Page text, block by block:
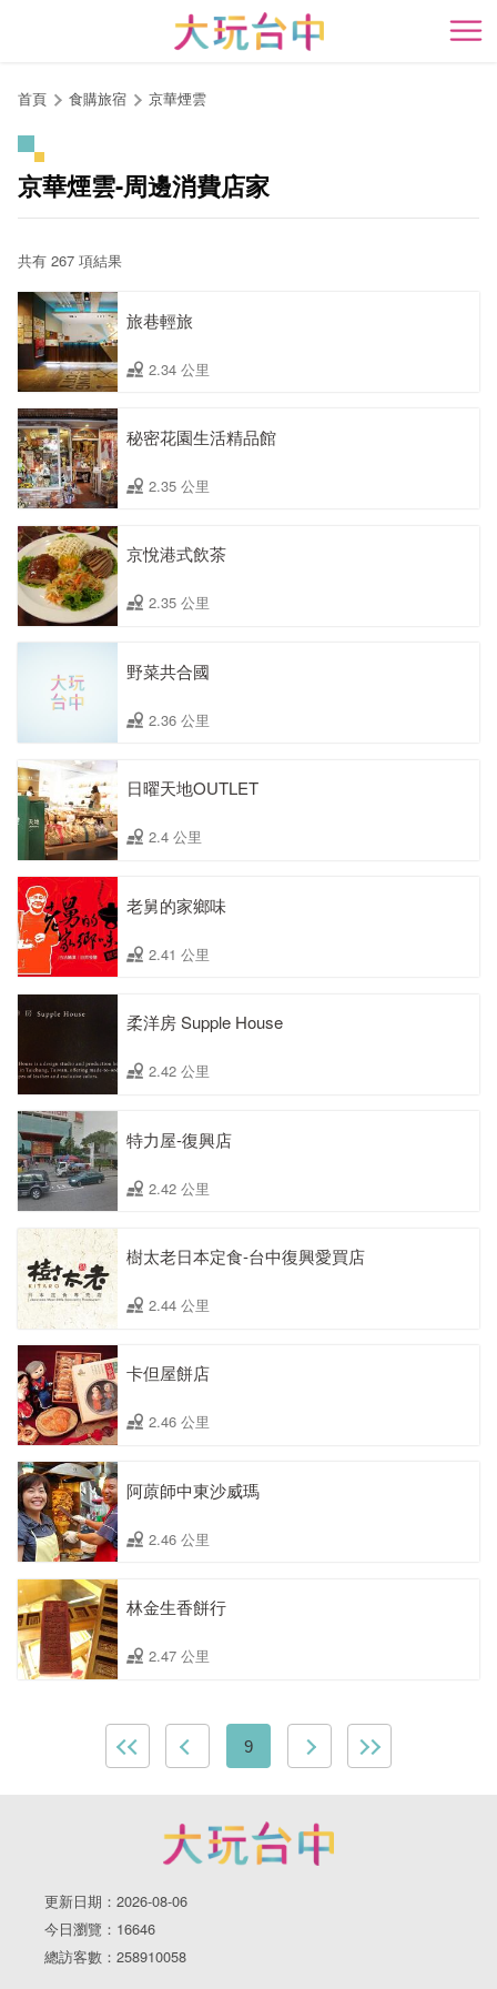
開
首頁 食購旅宿 京華煙雲
京華煙雲-周邊消費店家
共有 267 項結果
旅巷輕旅
2.34 公里
秘密花園生活精品館
2.35 公里
京悅港式飲茶
2.35 公里
野菜共合國
2.36 公里
日曜天地OUTLET
2.4 公里
老舅的家鄉味
2.41 公里
柔洋房 Supple House
2.42 公里
特力屋-復興店
2.42 公里
樹太老日本定食-台中復興愛買店
2.44 公里
卡但屋餅店
2.46 公里
阿蒝師中東沙威瑪
2.46 公里
林金生香餅行
2.47 公里
9
更新日期：2026-08-06
今日瀏覽：16646
總訪客數：258910058